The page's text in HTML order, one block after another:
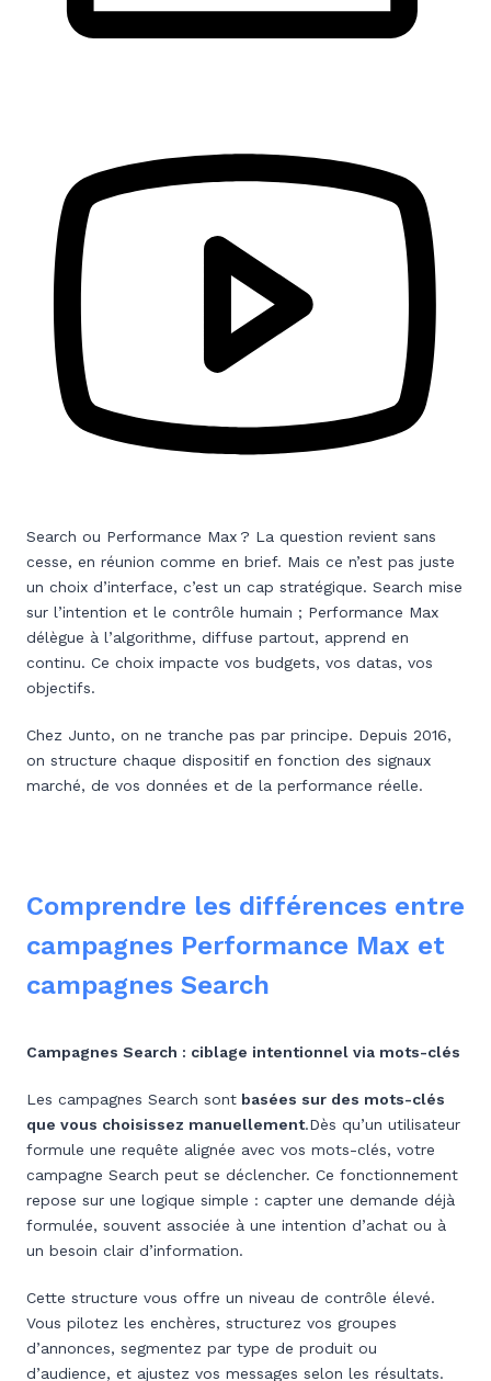
Search ou Performance Max ? La question revient sans
cesse, en réunion comme en brief. Mais ce n’est pas juste
un choix d’interface, c’est un cap stratégique. Search mise
sur l’intention et le contrôle humain ; Performance Max
délègue à l’algorithme, diffuse partout, apprend en
continu. Ce choix impacte vos budgets, vos datas, vos
objectifs.
Chez Junto, on ne tranche pas par principe. Depuis 2016,
on structure chaque dispositif en fonction des signaux
marché, de vos données et de la performance réelle.
Comprendre les différences entre
campagnes Performance Max et
campagnes Search
Campagnes Search : ciblage intentionnel via mots-clés
Les campagnes Search sont basées sur des mots-clés
que vous choisissez manuellement.Dès qu’un utilisateur
formule une requête alignée avec vos mots-clés, votre
campagne Search peut se déclencher. Ce fonctionnement
repose sur une logique simple : capter une demande déjà
formulée, souvent associée à une intention d’achat ou à
un besoin clair d’information.
Cette structure vous offre un niveau de contrôle élevé.
Vous pilotez les enchères, structurez vos groupes
d’annonces, segmentez par type de produit ou
d’audience, et ajustez vos messages selon les résultats.